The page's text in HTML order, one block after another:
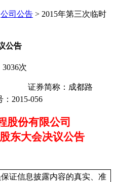
公司公告 > 2015年第三次临时
公告
次
证券简称：成都路
： 2015-056
股份有限公司
东大会决议公告
证信息披露内容的真实、准